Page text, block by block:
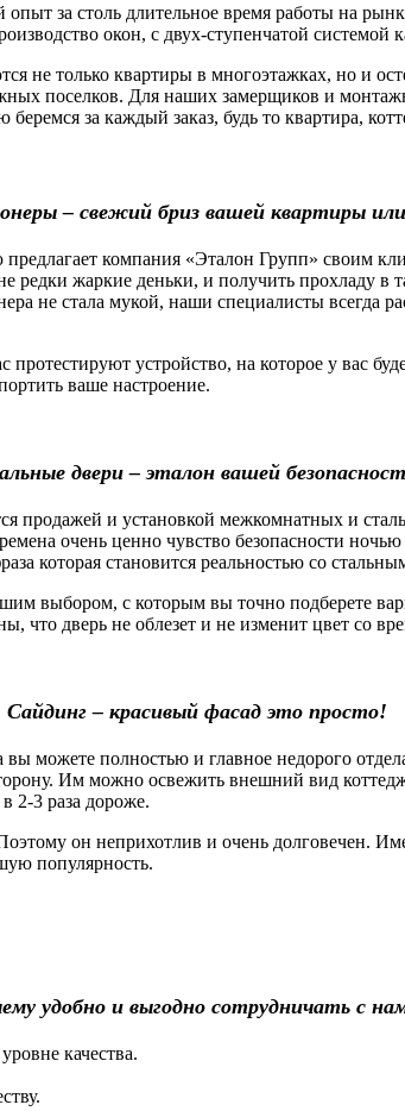
за столь длительное время работы на
окон, с двух-ступенчатой системой
не только квартиры в многоэтажках, но и
поселков. Для наших замерщиков и
беремся за каждый заказ, будь то квартира,
– свежий бриз вашей квартиры
компания «Эталон Групп» своим
жаркие деньки, и получить прохладу в
не стала мукой, наши специалисты всегда
устройство, на которое у вас
ваше настроение.
двери – эталон вашей
продажей и установкой межкомнатных и
очень ценно чувство безопасности
которая становится реальностью со
с которым вы точно подберете
что дверь не облезет и не изменит цвет со
Сайдинг – красивый фасад это просто!
полностью и главное недорого
Им можно освежить внешний вид
2-3 раза дороже.
он неприхотлив и очень долговечен.
популярность.
удобно и выгодно сотрудничать с
качества.